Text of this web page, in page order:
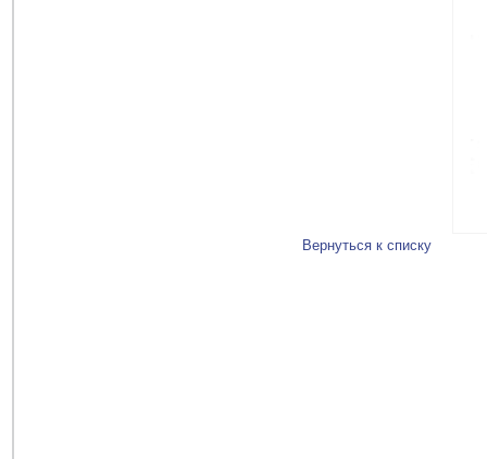
Вернуться к списку